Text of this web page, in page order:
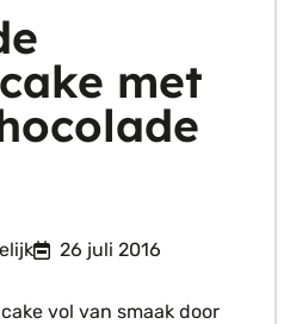
met
26 juli 2016
vol van smaak door